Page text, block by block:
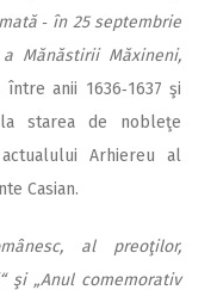
‑ în 25 septembrie
Mănăstirii Măxineni,
anii 1636‑1637 şi
starea de nobleţe
Arhiereu al
Casian.
al preoţilor,
şi „Anul comemorativ